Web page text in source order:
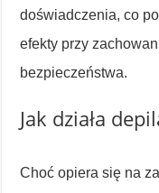
doświadczenia, co
efekty przy
bezpieczeństwa.
Jak działa
Choć opiera się na